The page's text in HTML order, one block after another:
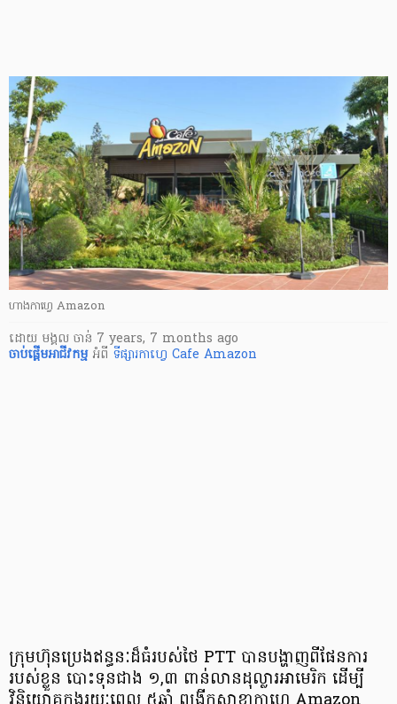
ហាងកាហ្វេ​ Amazon
ដោយ មង្គល ចាន់ 7 years, 7 months ago
ចាប់ផ្តើម​អាជីវកម្ម អំពី ទីផ្សារកាហ្វេ Cafe Amazon
ក្រុមហ៊ុន​​ប្រេង​ឥន្ធនៈ​ដ៏ធំ​របស់ថៃ PTT បាន​បង្ហាញ​ពី​ផែនការ​​
របស់​ខ្លួន​ បោះទុន​​ជាង ១,៣ ពាន់លានដុល្លារ​អាមេរិក ដើម្បី